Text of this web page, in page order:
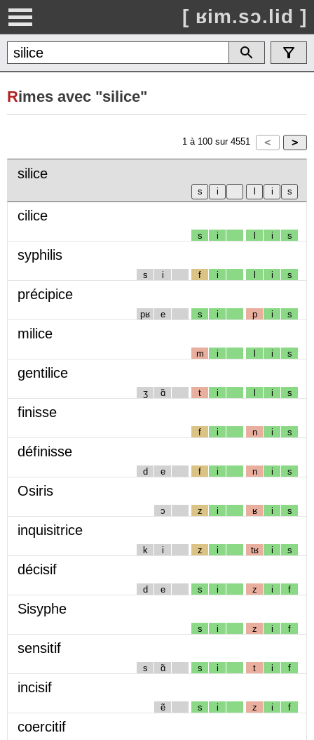
[ ʁim.sɔ.lid ]
Rimes avec "silice"
1 à 100 sur 4551
silice
cilice
s i l i s
syphilis
s i f i l i s
précipice
pʁ e s i p i s
milice
m i l i s
gentilice
ʒ ɑ̃ t i l i s
finisse
f i n i s
définisse
d e f i n i s
Osiris
ɔ z i ʁ i s
inquisitrice
k i z i tʁ i s
décisif
d e s i z i f
Sisyphe
s i z i f
sensitif
s ɑ̃ s i t i f
incisif
ẽ s i z i f
coercitif